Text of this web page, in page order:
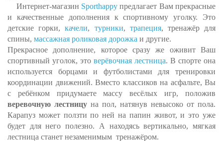
Интернет-магазин Sporthappyпредлагает Вам прекрасные
и качественные дополнения к спортивному уголку. Это
детские горки,качели, турники, трапеция, тренажёр для
спины, массажная роликовая дорожка и другие.
Прекрасное дополнение, которое сразу же оживит Ваш
спортивный уголок, это верёвочная лестница. В спорте она
используется борцами и футболистами для тренировки
координации движений. Вместо классиков на асфальте, Вы
с ребёнком придумаете массу весёлых игр, положив
веревочную лестницу на пол, натянув невысоко от пола.
Карапуз может ползти по ней на папин живот, и это уже
будет для него полезно. А находясь вертикально, мягкая
лестница станет незаменимым тренажёром.